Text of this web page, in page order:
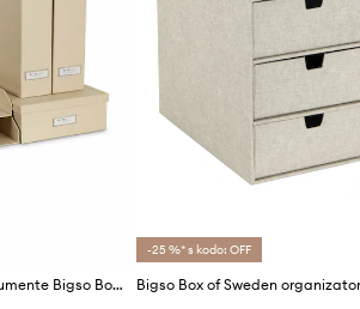
Organizator za dokumente Bigso Box of Sweden Holger
-25 %* s kodo: OFF